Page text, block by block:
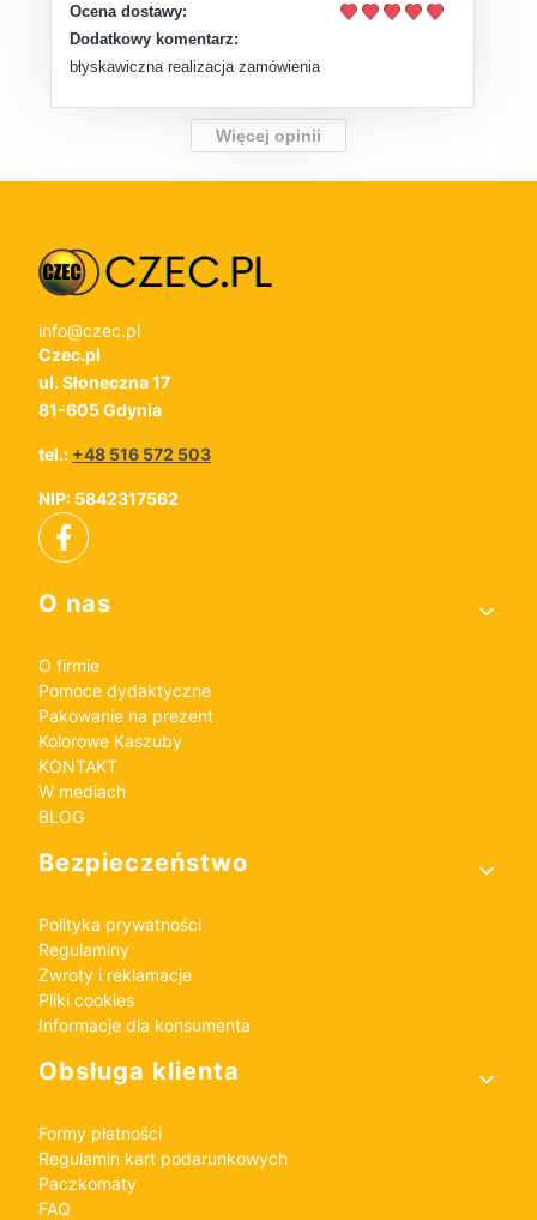
Ocena dostawy:
Dodatkowy komentarz:
błyskawiczna realizacja zamówienia
Więcej opinii
info@czec.pl
Czec.pl
ul. Słoneczna 17
81-605 Gdynia
tel.: +48 516 572 503
NIP: 5842317562
Linki w stopce
O nas
O firmie
Pomoce dydaktyczne
Pakowanie na prezent
Kolorowe Kaszuby
KONTAKT
W mediach
BLOG
Bezpieczeństwo
Polityka prywatności
Regulaminy
Zwroty i reklamacje
Pliki cookies
Informacje dla konsumenta
Obsługa klienta
Formy płatności
Regulamin kart podarunkowych
Paczkomaty
FAQ